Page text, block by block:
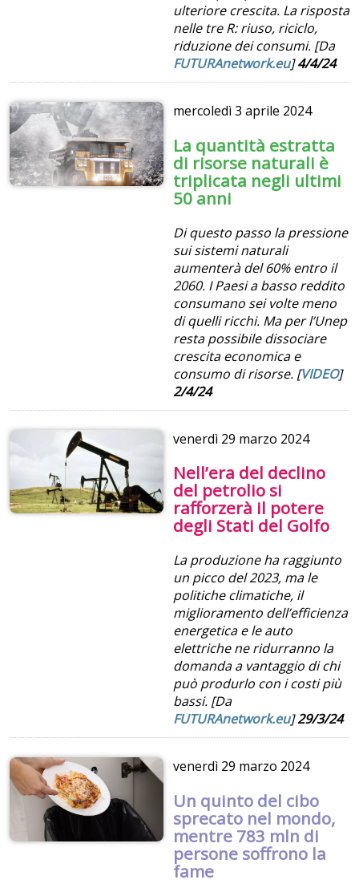
ulteriore crescita. La risposta
nelle tre R: riuso, riciclo,
riduzione dei consumi. [Da
FUTURAnetwork.eu]4/4/24
mercoledì3 aprile 2024
La quantità estratta
di risorse naturali è
triplicata negli ultimi
50 anni
Di questo passo la pressione
sui sistemi naturali
aumenterà del 60% entro il
2060. I Paesi a basso reddito
consumano sei volte meno
di quelli ricchi. Ma per l’Unep
resta possibile dissociare
crescita economica e
consumo di risorse. [VIDEO]
2/4/24
venerdì 29 marzo 2024
Nell’era del declino
del petrolio si
rafforzerà il potere
degli Stati del Golfo
La produzione ha raggiunto
un picco del 2023, ma le
politiche climatiche, il
miglioramento dell’efficienza
energetica e le auto
elettriche ne ridurranno la
domanda a vantaggio di chi
può produrlo con i costi più
bassi. [Da
FUTURAnetwork.eu]29/3/24
venerdì 29 marzo 2024
Un quinto del cibo
sprecato nel mondo,
mentre 783 mln di
persone soffrono la
fame